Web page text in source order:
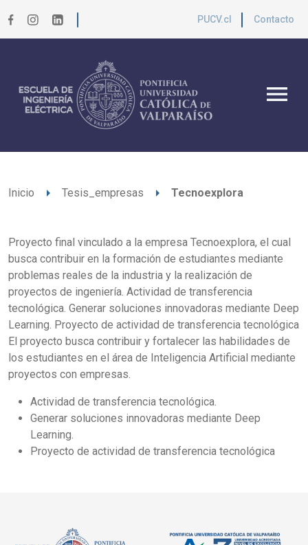
PUCV.cl Contacto
menu
Inicio arrow_right Tesis_empresas arrow_right Tecnoexplora
Proyecto final vinculado a la empresa Tecnoexplora, el cual
busca contribuir en la formación de estudiantes mediante
problemas reales de la industria y la realización de
proyectos de ingeniería. Actividad de transferencia
tecnológica. Generar soluciones innovadoras mediante Deep
Learning. Proyecto de actividad de transferencia tecnológica
El proyecto busca contribuir y fortalecer las habilidades de
los estudiantes en el área de Inteligencia Artificial mediante
proyectos con empresas.
Actividad de transferencia tecnológica.
Generar soluciones innovadoras mediante Deep
Learning.
Proyecto de actividad de transferencia tecnológica